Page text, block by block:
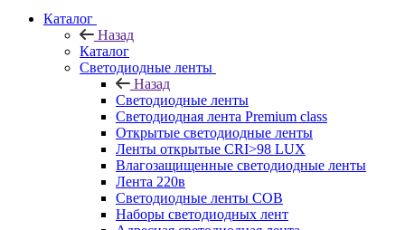
Каталог
Назад
Каталог
Светодиодные ленты
Назад
Светодиодные ленты
Светодиодная лента Premium class
Открытые светодиодные ленты
Ленты открытые CRI>98 LUX
Влагозащищенные светодиодные ленты
Лента 220в
Светодиодные ленты COB
Наборы светодиодных лент